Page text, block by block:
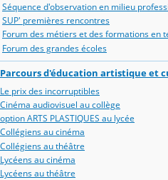
Séquence d'observation en milieu
SUP' premières rencontres
Forum des métiers et des formations en
Forum des grandes écoles
Parcours d'éducation artistique et
Le prix des incorruptibles
Cinéma audiovisuel au collège
option ARTS PLASTIQUES au lycée
Collégiens au cinéma
Collégiens au théâtre
Lycéens au cinéma
Lycéens au théâtre